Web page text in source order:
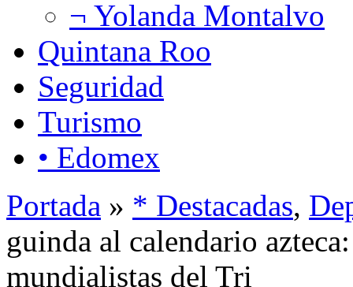
¬ Yolanda Montalvo
Quintana Roo
Seguridad
Turismo
• Edomex
Portada » * Destacadas,
guinda al calendario
mundialistas del Tri